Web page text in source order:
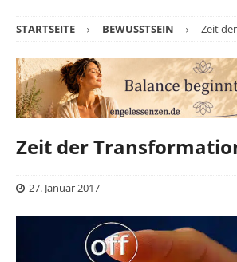
STARTSEITE BEWUSSTSEIN Zeit
Zeit der
27. Januar 2017